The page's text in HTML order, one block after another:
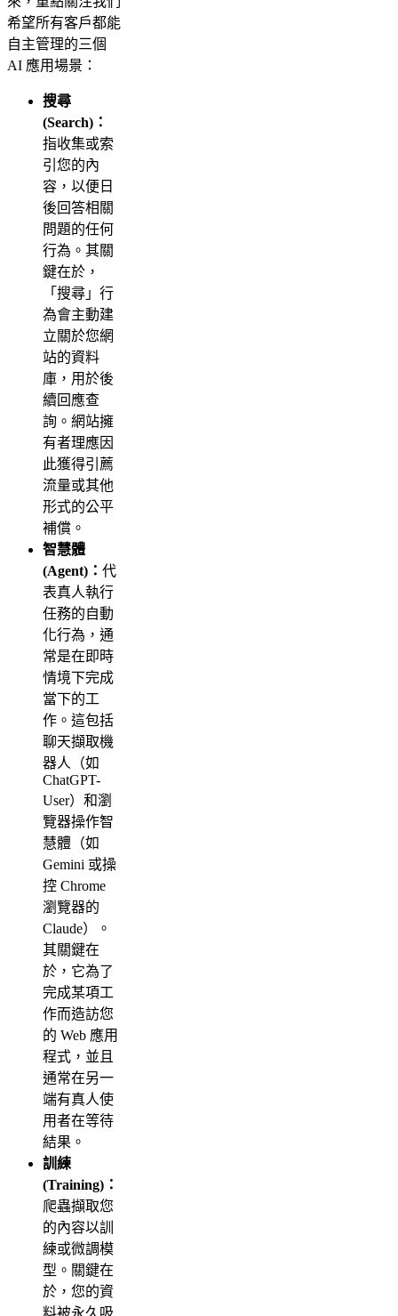
希望所有客戶都能
自主管理的三個
AI 應用場景：
搜尋
(Search)：
指收集或索
引您的內
容，以便日
後回答相關
問題的任何
行為。其關
鍵在於，
「搜尋」行
為會主動建
立關於您網
站的資料
庫，用於後
續回應查
詢。網站擁
有者理應因
此獲得引薦
流量或其他
形式的公平
補償。
智慧體
(Agent)： 代
表真人執行
任務的自動
化行為，通
常是在即時
情境下完成
當下的工
作。這包括
聊天擷取機
器人（如
ChatGPT-
User）和瀏
覽器操作智
慧體（如
Gemini 或操
控 Chrome
瀏覽器的
Claude）。
其關鍵在
於，它為了
完成某項工
作而造訪您
的 Web 應用
程式，並且
通常在另一
端有真人使
用者在等待
結果。
訓練
(Training)：
爬蟲擷取您
的內容以訓
練或微調模
型。關鍵在
於，您的資
料被永久吸